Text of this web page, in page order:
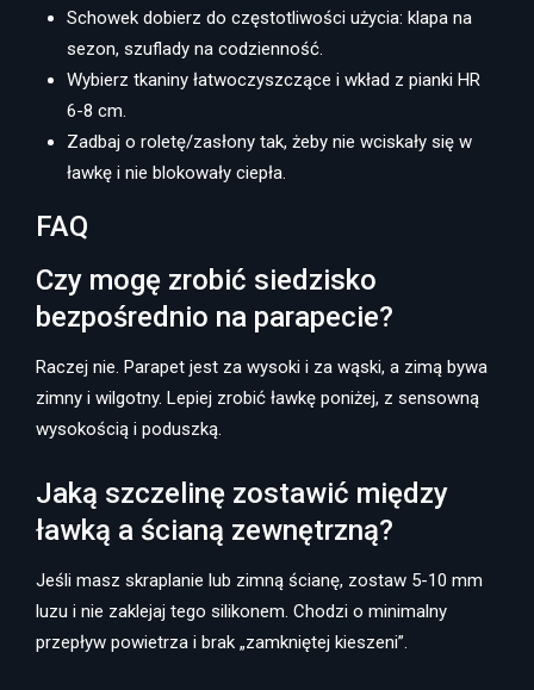
Schowek dobierz do częstotliwości użycia: klapa na
sezon, szuflady na codzienność.
Wybierz tkaniny łatwoczyszczące i wkład z pianki HR
6-8 cm.
Zadbaj o roletę/zasłony tak, żeby nie wciskały się w
ławkę i nie blokowały ciepła.
FAQ
Czy mogę zrobić siedzisko
bezpośrednio na parapecie?
Raczej nie. Parapet jest za wysoki i za wąski, a zimą bywa
zimny i wilgotny. Lepiej zrobić ławkę poniżej, z sensowną
wysokością i poduszką.
Jaką szczelinę zostawić między
ławką a ścianą zewnętrzną?
Jeśli masz skraplanie lub zimną ścianę, zostaw 5-10 mm
luzu i nie zaklejaj tego silikonem. Chodzi o minimalny
przepływ powietrza i brak „zamkniętej kieszeni”.